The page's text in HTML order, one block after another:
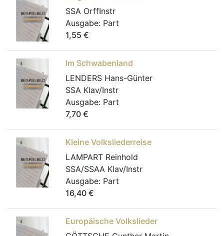
SSA OrffInstr
Ausgabe: Part
1,55 €
Im Schwabenland
LENDERS Hans-Günter
SSA Klav/Instr
Ausgabe: Part
7,70 €
Kleine Volksliederreise
LAMPART Reinhold
SSA/SSAA Klav/Instr
Ausgabe: Part
16,40 €
Europäische Volkslieder